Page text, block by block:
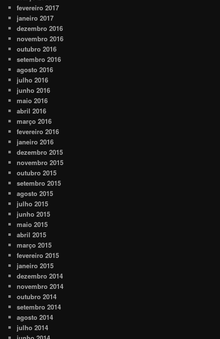
fevereiro 2017
janeiro 2017
dezembro 2016
novembro 2016
outubro 2016
setembro 2016
agosto 2016
julho 2016
junho 2016
maio 2016
abril 2016
março 2016
fevereiro 2016
janeiro 2016
dezembro 2015
novembro 2015
outubro 2015
setembro 2015
agosto 2015
julho 2015
junho 2015
maio 2015
abril 2015
março 2015
fevereiro 2015
janeiro 2015
dezembro 2014
novembro 2014
outubro 2014
setembro 2014
agosto 2014
julho 2014